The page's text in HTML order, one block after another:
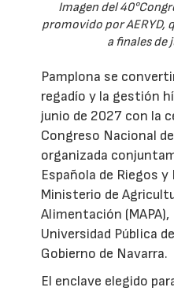
Imagen del
promovido por AERYD,
a finales de
Pamplona se
regadío y la gestión
junio de 2027 con la
Congreso Nacional
organizada
Española de Riegos y
Ministerio de
Alimentación
Universidad Pública
Gobierno de Navarra.
El enclave elegido